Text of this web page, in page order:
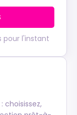
pour l'instant
choisissez,